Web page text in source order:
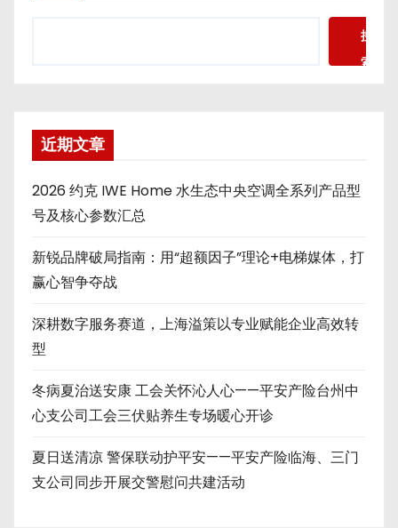
搜
索
近期文章
2026 约克 IWE Home 水生态中央空调全系列产品型
号及核心参数汇总
新锐品牌破局指南：用“超额因子”理论+电梯媒体，打
赢心智争夺战
深耕数字服务赛道，上海溢策以专业赋能企业高效转
型
冬病夏治送安康 工会关怀沁人心——平安产险台州中
心支公司工会三伏贴养生专场暖心开诊
夏日送清凉 警保联动护平安——平安产险临海、三门
支公司同步开展交警慰问共建活动